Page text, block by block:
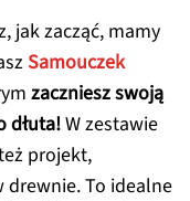
jak zacząć, mamy
Samouczek
zaczniesz swoją
dłuta!W zestawie
projekt,
To idealne